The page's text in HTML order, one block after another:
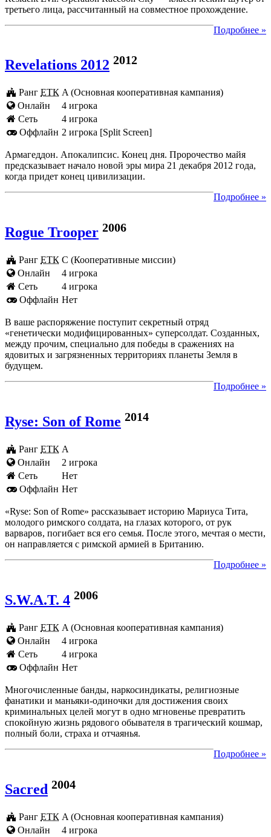
третьего лица, рассчитанный на совместное прохождение.
Подробнее »
Revelations 2012 2012
Ранг ЕТК A (Основная кооперативная кампания)
Онлайн
4 игрока
Cеть
4 игрока
Оффлайн 2 игрока [Split Screen]
Армагеддон. Апокалипсис. Конец дня. Пророчество майя
предсказывает начало новой эры мира 21 декабря 2012 года,
когда придет конец цивилизации.
Подробнее »
Rogue Trooper 2006
Ранг ЕТК C (Кооперативные миссии)
Онлайн
4 игрока
Cеть
4 игрока
Оффлайн Нет
В ваше распоряжение поступит секретный отряд
«генетически модифицированных» суперсолдат. Созданных,
между прочим, специально для победы в сражениях на
ядовитых и загрязненных территориях планеты Земля в
будущем.
Подробнее »
Ryse: Son of Rome 2014
Ранг ЕТК A
Онлайн
2 игрока
Cеть
Нет
Оффлайн Нет
«Ryse: Son of Rome» рассказывает историю Мариуса Тита,
молодого римского солдата, на глазах которого, от рук
варваров, погибает вся его семья. После этого, мечтая о мести,
он направляется с римской армией в Британию.
Подробнее »
S.W.A.T. 4 2006
Ранг ЕТК A (Основная кооперативная кампания)
Онлайн
4 игрока
Cеть
4 игрока
Оффлайн Нет
Многочисленные банды, наркосиндикаты, религиозные
фанатики и маньяки-одиночки для достижения своих
криминальных целей могут в одно мгновенье превратить
спокойную жизнь рядового обывателя в трагический кошмар,
полный боли, страха и отчаянья.
Подробнее »
Sacred 2004
Ранг ЕТК A (Основная кооперативная кампания)
Онлайн
4 игрока